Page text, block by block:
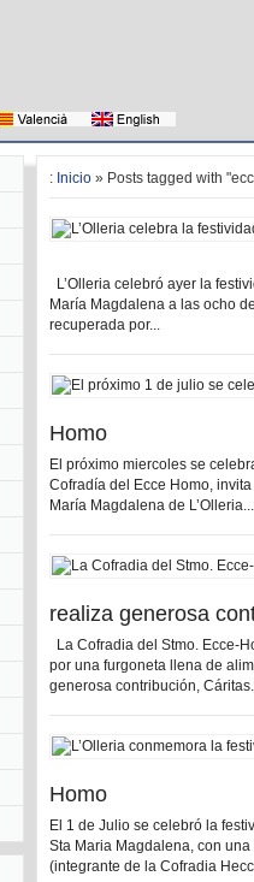
: Inicio » Posts tagged with
L’Olleria celebró ayer la
María Magdalena a las ocho
recuperada por...
Homo
El próximo miercoles se
Cofradía del Ecce Homo,
María Magdalena de L’Olleria...
realiza generosa
La Cofradia del Stmo. Ecce-
por una furgoneta llena de
generosa contribución,
Homo
El 1 de Julio se celebró la
Sta Maria Magdalena, con
(integrante de la Cofradia